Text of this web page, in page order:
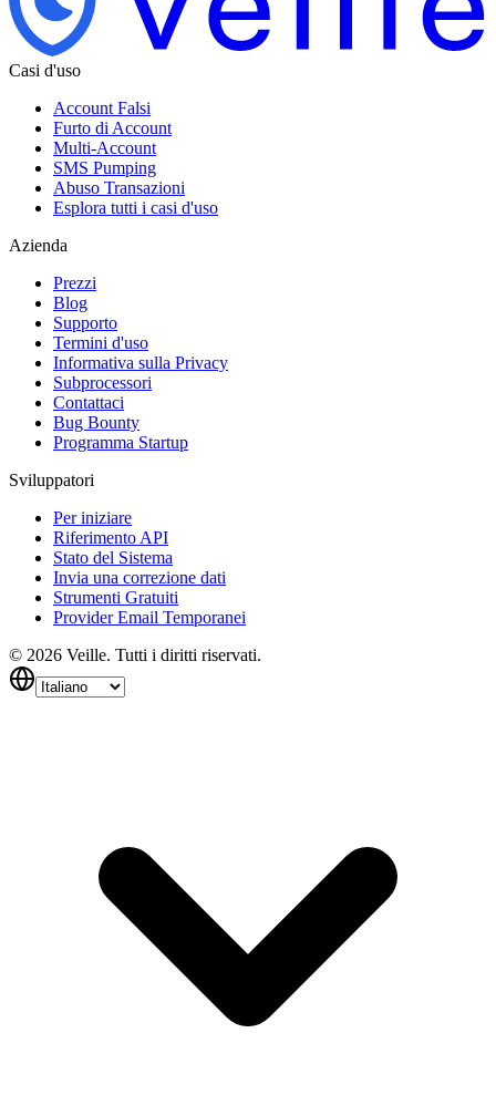
Casi d'uso
Account Falsi
Furto di Account
Multi-Account
SMS Pumping
Abuso Transazioni
Esplora tutti i casi d'uso
Azienda
Prezzi
Blog
Supporto
Termini d'uso
Informativa sulla Privacy
Subprocessori
Contattaci
Bug Bounty
Programma Startup
Sviluppatori
Per iniziare
Riferimento API
Stato del Sistema
Invia una correzione dati
Strumenti Gratuiti
Provider Email Temporanei
© 2026 Veille. Tutti i diritti riservati.